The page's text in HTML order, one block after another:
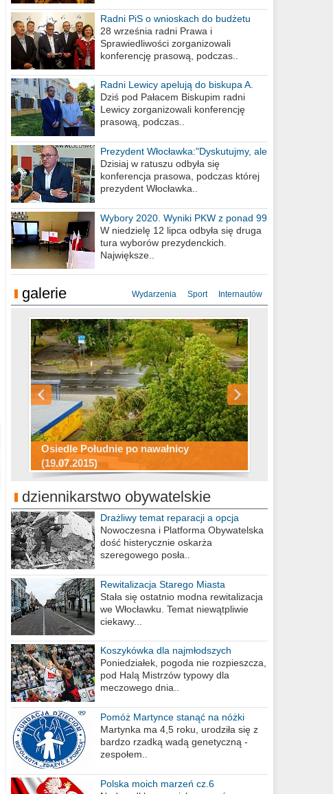
Radni PiS o wnioskach do budżetu
miasta na 2021 rok
28 września radni Prawa i
Sprawiedliwości zorganizowali
konferencję prasową, podczas..
Radni Lewicy apelują do biskupa A.
Wiesława Meringa
Dziś pod Pałacem Biskupim radni
Lewicy zorganizowali konferencję
prasową, podczas..
Prezydent Włocławka:"Dyskutujmy, ale
nie obrażajmy się”
Dzisiaj w ratuszu odbyła się
konferencja prasowa, podczas której
prezydent Włocławka..
Wybory 2020. Wyniki PKW z ponad 99
procent obwodów
W niedzielę 12 lipca odbyła się druga
tura wyborów prezydenckich.
Największe..
galerie Wydarzenia Sport Internautów
Osiedle Południe po nawałnicy
(19.07.2015)
Wizytówka Włocławka
polowanie wigilijne 2014
Miasto kładzie się do snu .
Konkurs fotograficzny "Co to za
miejsca"
Ścieżka rowerowa w naszym mieście
dziennikarstwo obywatelskie
Drażliwy temat reparacji a opcja
berlińska
Nowoczesna i Platforma Obywatelska
dość histerycznie oskarża
szeregowego posła..
Rewitalizacja Starego Miasta
Stała się ostatnio modna rewitalizacja
we Włocławku. Temat niewątpliwie
ciekawy...
Koszykówka dla najmłodszych
Poniedziałek, pogoda nie rozpieszcza,
pod Halą Mistrzów typowy dla
meczowego dnia..
Pomóż Martynce stanąć na nóżki
Martynka ma 4,5 roku, urodziła się z
bardzo rzadką wadą genetyczną -
zespołem..
Polska moich marzeń cz.6